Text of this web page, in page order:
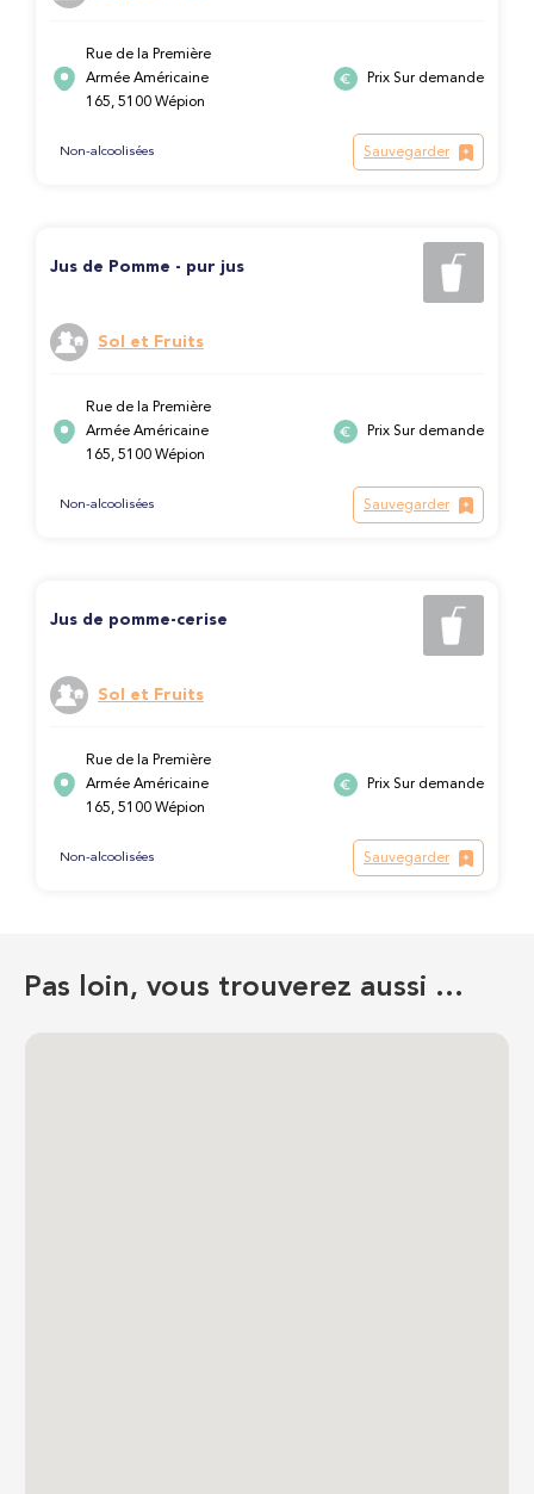
Rue de la Première
Armée Américaine
165, 5100 Wépion
Prix Sur demande
Non-alcoolisées Sauvegarder
Jus de Pomme - pur jus
Sol et Fruits
Rue de la Première
Armée Américaine
165, 5100 Wépion
Prix Sur demande
Non-alcoolisées Sauvegarder
Jus de pomme-cerise
Sol et Fruits
Rue de la Première
Armée Américaine
165, 5100 Wépion
Prix Sur demande
Non-alcoolisées Sauvegarder
Pas loin, vous trouverez aussi …